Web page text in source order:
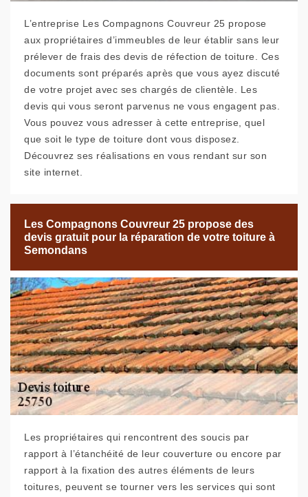
L’entreprise Les Compagnons Couvreur 25 propose
aux propriétaires d’immeubles de leur établir sans leur
prélever de frais des devis de réfection de toiture. Ces
documents sont préparés après que vous ayez discuté
de votre projet avec ses chargés de clientèle. Les
devis qui vous seront parvenus ne vous engagent pas.
Vous pouvez vous adresser à cette entreprise, quel
que soit le type de toiture dont vous disposez.
Découvrez ses réalisations en vous rendant sur son
site internet.
Les Compagnons Couvreur 25 propose des
devis gratuit pour la réparation de votre toiture à
Semondans
Les propriétaires qui rencontrent des soucis par
rapport à l’étanchéité de leur couverture ou encore par
rapport à la fixation des autres éléments de leurs
toitures, peuvent se tourner vers les services qui sont